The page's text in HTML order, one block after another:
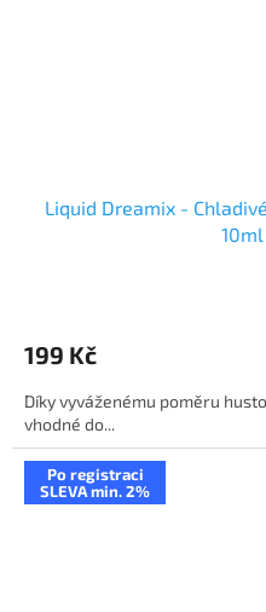
Liquid Dreamix -
199 Kč
Díky vyváženému poměru
vhodné do...
Po registraci
SLEVA min. 2%